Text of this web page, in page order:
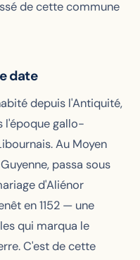
de cette commune
date
depuis l'Antiquité,
l'époque gallo-
Au Moyen
passa sous
d'Aliénor
en 1152 — une
qui marqua le
C'est de cette